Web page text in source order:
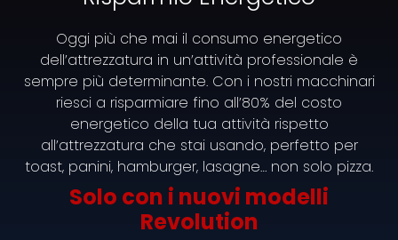
Rivoluzionaria friggitrice e
macchina multifunzione
con tecnologia a induzione.
Ideale per la cottura di primi,
secondi, risotti, paella e
fritture!
La macchina multifunzione e friggitrice Speedy
Oggi più che mai il consumo energetico
dell’attrezzatura in un’attività professionale è
sempre più determinante. Con i nostri macchinari
riesci a risparmiare fino all’80% del costo
energetico della tua attività rispetto
all’attrezzatura che stai usando, perfetto per
toast, panini, hamburger, lasagne… non solo pizza.
Solo con i nuovi modelli
Revolution